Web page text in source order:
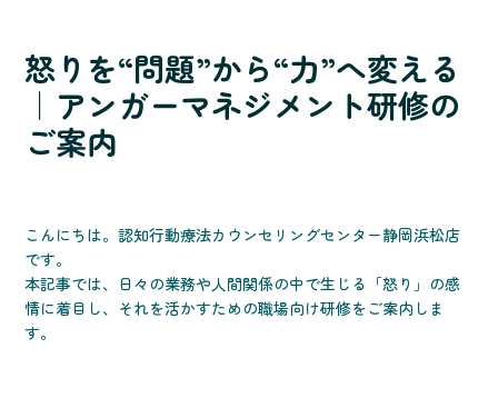
怒りを“問題”から“力”へ変える
｜アンガーマネジメント研修の
ご案内
こんにちは。認知行動療法カウンセリングセンター静岡浜松店
です。
本記事では、日々の業務や人間関係の中で生じる「怒り」の感
情に着目し、それを活かすための職場向け研修をご案内しま
す。